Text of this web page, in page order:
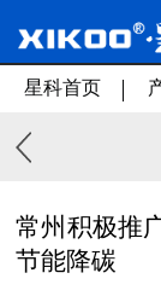
星科首页
常州积极推
节能降碳